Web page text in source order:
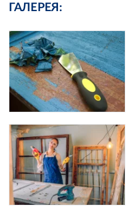
ГАЛЕРЕЯ: